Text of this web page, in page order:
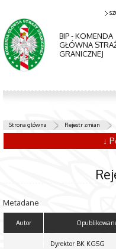
BIP - KOMENDA
GŁÓWNA
GRANICZNEJ
Strona główna Rejestr zmian
↓
Metadane
Autor
Dyrektor BK KGSG